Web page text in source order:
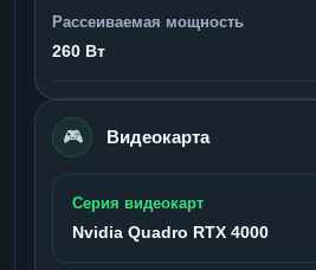
Рассеиваемая мощность
260 Вт
🎮 Видеокарта
Серия видеокарт
Nvidia Quadro RTX 4000